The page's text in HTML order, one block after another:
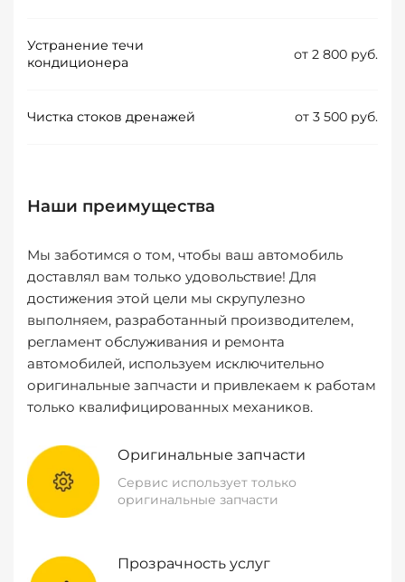
Устранение течи
кондиционера
от 2 800 руб.
Чистка стоков дренажей от 3 500 руб.
Наши преимущества
Мы заботимся о том, чтобы ваш автомобиль
доставлял вам только удовольствие! Для
достижения этой цели мы скрупулезно
выполняем, разработанный производителем,
регламент обслуживания и ремонта
автомобилей, используем исключительно
оригинальные запчасти и привлекаем к работам
только квалифицированных механиков.
Оригинальные запчасти
Сервис использует только
оригинальные запчасти
Прозрачность услуг